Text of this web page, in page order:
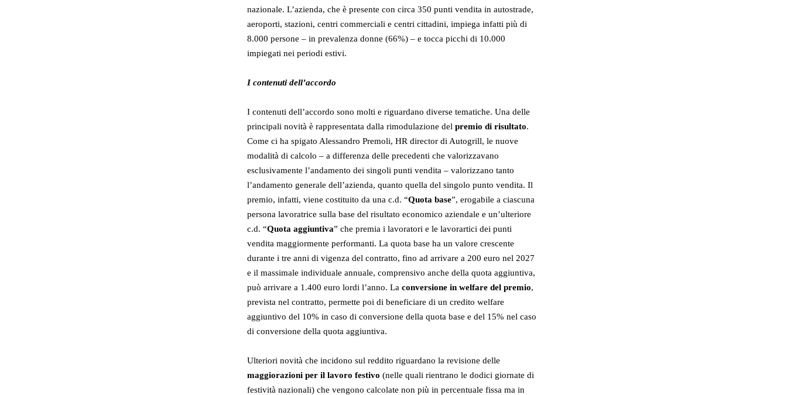
nazionale. L’azienda, che è presente con circa 350 punti vendita in autostrade,
aeroporti, stazioni, centri commerciali e centri cittadini, impiega infatti più di
8.000 persone – in prevalenza donne (66%) – e tocca picchi di 10.000
impiegati nei periodi estivi.
I contenuti dell’accordo
I contenuti dell’accordo sono molti e riguardano diverse tematiche. Una delle
principali novità è rappresentata dalla rimodulazione del premio di risultato.
Come ci ha spigato Alessandro Premoli, HR director di Autogrill, le nuove
modalità di calcolo – a differenza delle precedenti che valorizzavano
esclusivamente l’andamento dei singoli punti vendita – valorizzano tanto
l’andamento generale dell’azienda, quanto quella del singolo punto vendita. Il
premio, infatti, viene costituito da una c.d. “Quota base”, erogabile a ciascuna
persona lavoratrice sulla base del risultato economico aziendale e un’ulteriore
c.d. “Quota aggiuntiva” che premia i lavoratori e le lavorartici dei punti
vendita maggiormente performanti. La quota base ha un valore crescente
durante i tre anni di vigenza del contratto, fino ad arrivare a 200 euro nel 2027
e il massimale individuale annuale, comprensivo anche della quota aggiuntiva,
può arrivare a 1.400 euro lordi l’anno. La conversione in welfare del premio,
prevista nel contratto, permette poi di beneficiare di un credito welfare
aggiuntivo del 10% in caso di conversione della quota base e del 15% nel caso
di conversione della quota aggiuntiva.
Ulteriori novità che incidono sul reddito riguardano la revisione delle
maggiorazioni per il lavoro festivo (nelle quali rientrano le dodici giornate di
festività nazionali) che vengono calcolate non più in percentuale fissa ma in